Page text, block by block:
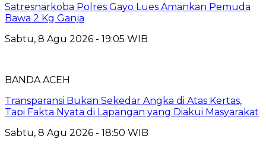
Satresnarkoba Polres Gayo Lues Amankan Pemuda
Bawa 2 Kg Ganja
Sabtu, 8 Agu 2026 - 19:05 WIB
BANDA ACEH
Transparansi Bukan Sekedar Angka di Atas Kertas,
Tapi Fakta Nyata di Lapangan yang Diakui Masyarakat
Sabtu, 8 Agu 2026 - 18:50 WIB